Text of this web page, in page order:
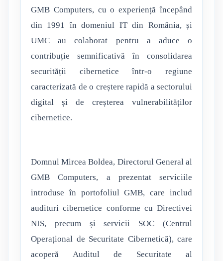
GMB Computers, cu o experiență începând
din 1991 în domeniul IT din România, și
UMC au colaborat pentru a aduce o
contribuție semnificativă în consolidarea
securității cibernetice într-o regiune
caracterizată de o creștere rapidă a sectorului
digital și de creșterea vulnerabilităților
cibernetice.
Domnul Mircea Boldea, Directorul General al
GMB Computers, a prezentat serviciile
introduse în portofoliul GMB, care includ
audituri cibernetice conforme cu Directivei
NIS, precum și servicii SOC (Centrul
Operațional de Securitate Cibernetică), care
acoperă Auditul de Securitate al